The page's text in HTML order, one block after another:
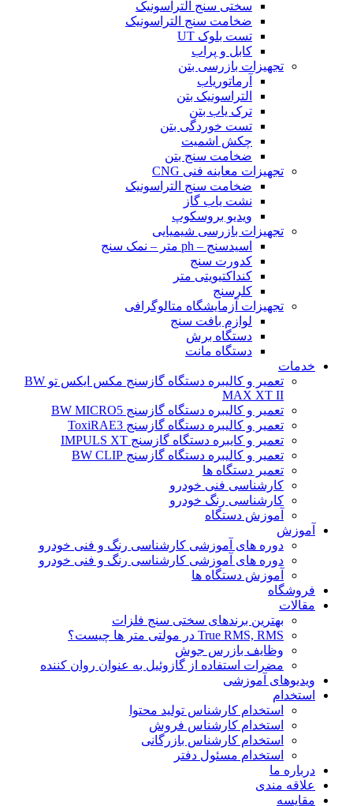
سختی سنج التراسونیک
ضخامت سنج التراسونیک
تست بلوک UT
کابل و پراب
تجهیزات بازرسی بتن
آرماتوریاب
التراسونیک بتن
ترک یاب بتن
تست خوردگی بتن
چکش اشمیت
ضخامت سنج بتن
تجهیزات معاینه فنی CNG
ضخامت سنج التراسونیک
نشت یاب گاز
ویدیو بروسکوپ
تجهیزات بازرسی شیمیایی
اسیدسنج – ph متر – نمک سنج
کدورت سنج
کنداکتیویتی متر
کلرسنج
تجهیزات آزمایشگاه متالوگرافی
لوازم بافت سنج
دستگاه برش
دستگاه مانت
خدمات
تعمیر و کالیبره دستگاه گازسنج مکس ایکس تو BW
MAX XT II
تعمیر و کالیبره دستگاه گازسنج BW MICRO5
تعمیر و کالیبره دستگاه گازسنج ToxiRAE3
تعمیر و کایبره دستگاه گازسنج IMPULS XT
تعمیر و کالیبره دستگاه گازسنج BW CLIP
تعمیر دستگاه ها
کارشناسی فنی خودرو
کارشناسی رنگ خودرو
آموزش دستگاه
آموزش
دوره های آموزشی کارشناسی رنگ و فنی خودرو
دوره های آموزشی کارشناسی رنگ و فنی خودرو
آموزش دستگاه ها
فروشگاه
مقالات
بهترین برندهای سختی سنج فلزات
True RMS, RMS در مولتی متر ها چیست؟
وظایف بازرس جوش
مضرات استفاده از گازوئیل به عنوان روان کننده
ویدیوهای آموزشی
استخدام
استخدام کارشناس تولید محتوا
استخدام کارشناس فروش
استخدام کارشناس بازرگانی
استخدام مسئول دفتر
درباره ما
علاقه مندی
مقایسه